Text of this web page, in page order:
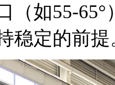
（如55-
稳定的前提